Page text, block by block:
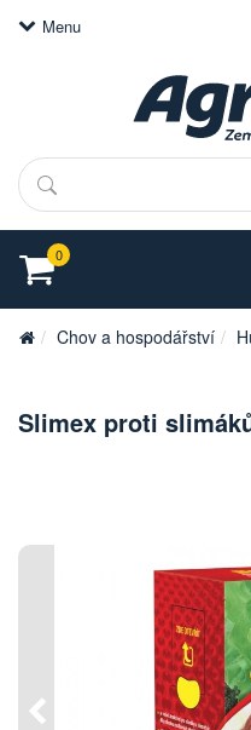
Menu
Hledat
0
Chov a hospodářství
Slimex proti
Předchozí